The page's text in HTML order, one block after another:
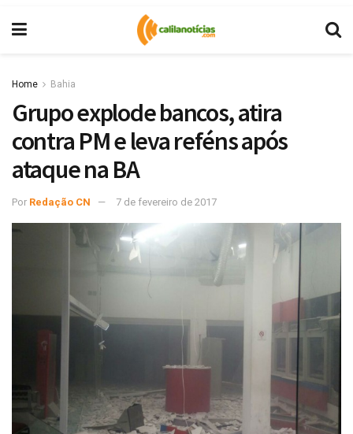
Home Bahia
Grupo explode bancos, atira
contra PM e leva reféns após
ataque na BA
Por Redação CN 7 de fevereiro de 2017